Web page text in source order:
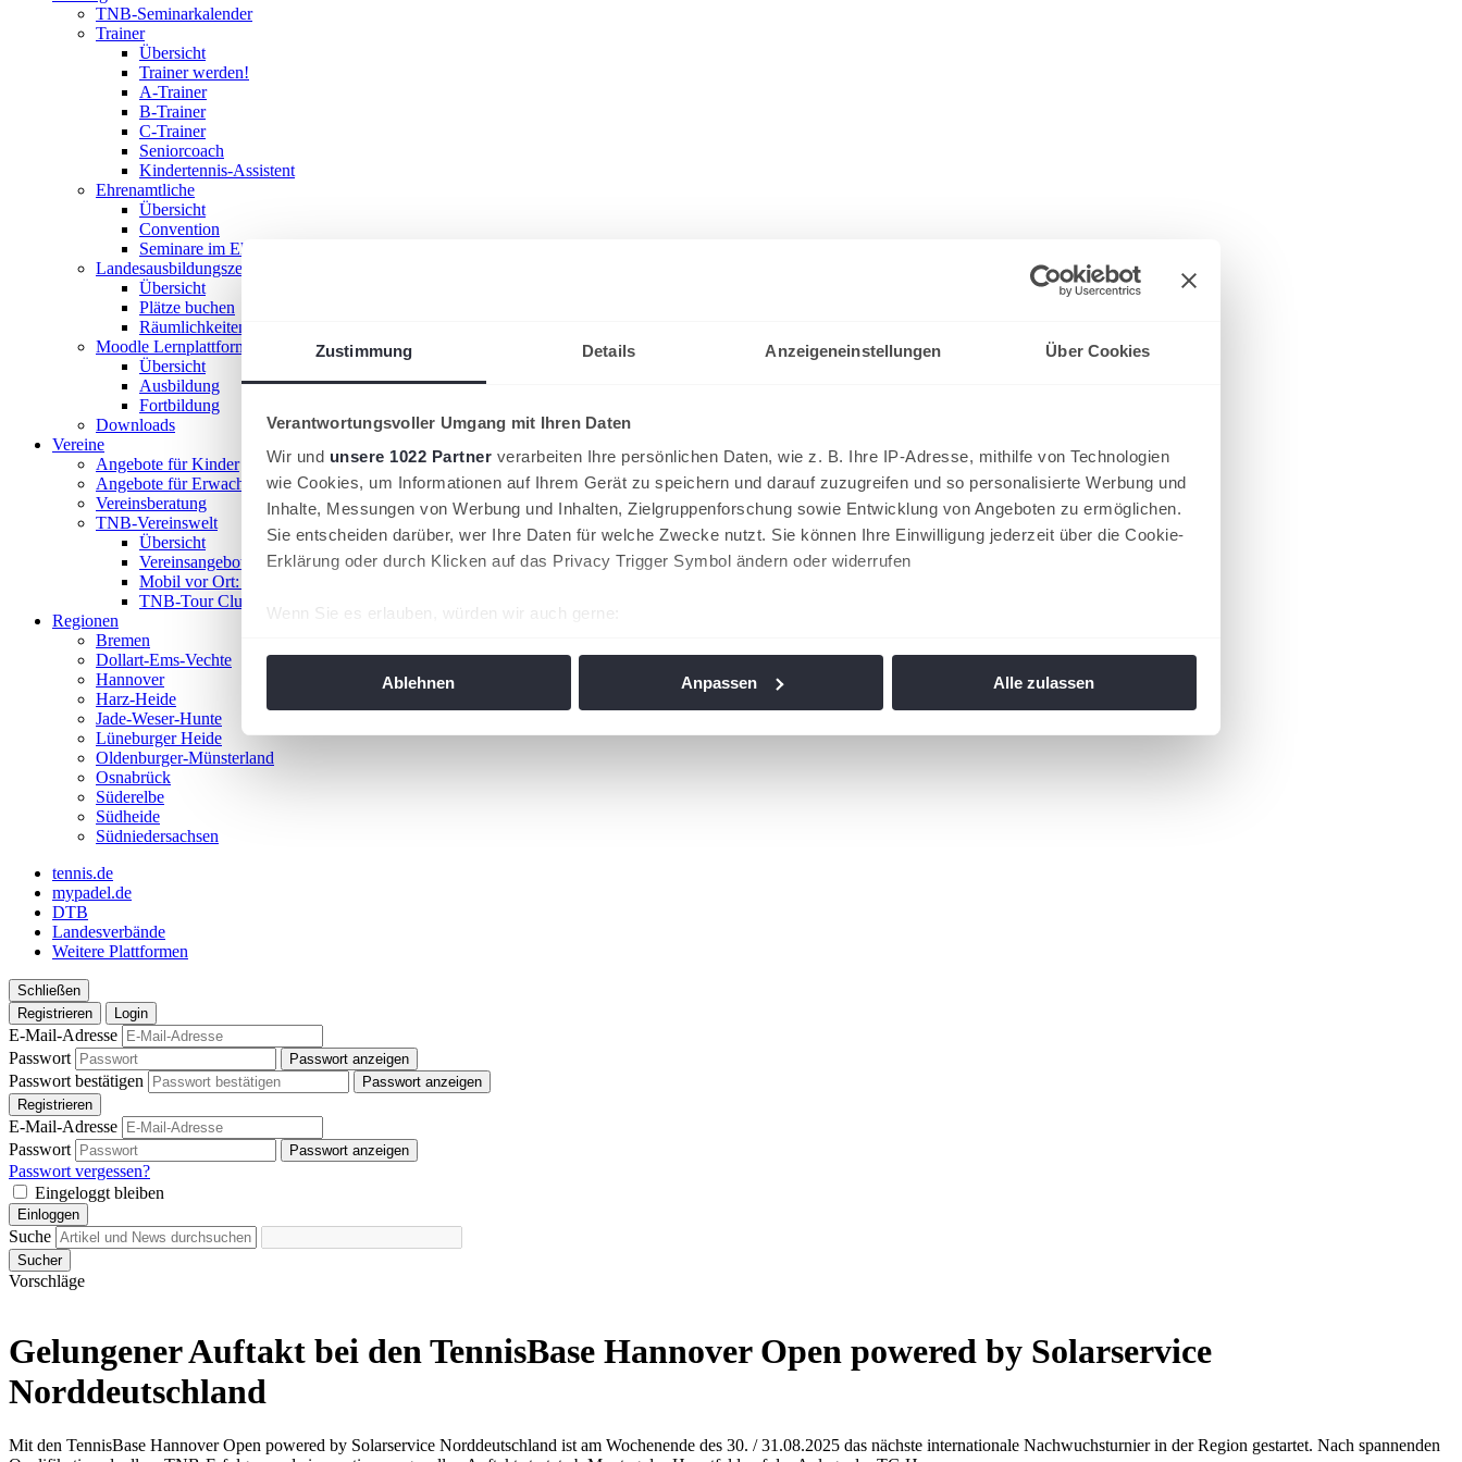
Zustimmung Details Anzeigeneinstellungen Über Cookies
Verantwortungsvoller Umgang mit Ihren Daten
Wir und unsere 1022 Partner verarbeiten Ihre persönlichen Daten, wie z. B. Ihre IP-Adresse, mithilfe von Technologien
wie Cookies, um Informationen auf Ihrem Gerät zu speichern und darauf zuzugreifen und so personalisierte Werbung und
Inhalte, Messungen von Werbung und Inhalten, Zielgruppenforschung sowie Entwicklung von Angeboten zu ermöglichen.
Sie entscheiden darüber, wer Ihre Daten für welche Zwecke nutzt. Sie können Ihre Einwilligung jederzeit über die Cookie-
Erklärung oder durch Klicken auf das Privacy Trigger Symbol ändern oder widerrufen
Wenn Sie es erlauben, würden wir auch gerne:
Ablehnen Anpassen Alle zulassen
TNB-Seminarkalender
Trainer
Übersicht
Trainer werden!
A-Trainer
B-Trainer
C-Trainer
Seniorcoach
Kindertennis-Assistent
Ehrenamtliche
Übersicht
Convention
Seminare im Ehrenamt
Landesausbildungszentrum
Übersicht
Plätze buchen
Räumlichkeiten nutzen
Moodle Lernplattform
Übersicht
Ausbildung
Fortbildung
Downloads
Vereine
Angebote für Kinder
Angebote für Erwachsene
Vereinsberatung
TNB-Vereinswelt
Übersicht
Vereinsangebote
Mobil vor Ort: Das TNB-Mobil
TNB-Tour Clubs
Regionen
Bremen
Dollart-Ems-Vechte
Hannover
Harz-Heide
Jade-Weser-Hunte
Lüneburger Heide
Oldenburger-Münsterland
Osnabrück
Süderelbe
Südheide
Südniedersachsen
tennis.de
mypadel.de
DTB
Landesverbände
Weitere Plattformen
Schließen
Registrieren
Login
E-Mail-Adresse
Passwort
Passwort anzeigen
Passwort bestätigen
Passwort anzeigen
Registrieren
E-Mail-Adresse
Passwort
Passwort anzeigen
Passwort vergessen?
Eingeloggt bleiben
Einloggen
Suche
Sucher
Vorschläge
Gelungener Auftakt bei den TennisBase Hannover Open powered by Solarservice
Norddeutschland
Mit den TennisBase Hannover Open powered by Solarservice Norddeutschland ist am Wochenende des 30. / 31.08.2025 das nächste internationale Nachwuchsturnier in der Region gestartet. Nach spannenden